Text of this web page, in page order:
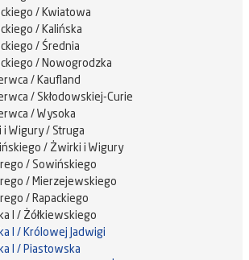
/ Kwiatowa
/ Kalińska
/ Średnia
/ Nowogrodzka
/ Kaufland
/ Skłodowskiej-Curie
/ Wysoka
i Wigury / Struga
/ Żwirki i Wigury
/ Sowińskiego
/ Mierzejewskiego
/ Rapackiego
I / Żółkiewskiego
I / Królowej Jadwigi
I / Piastowska